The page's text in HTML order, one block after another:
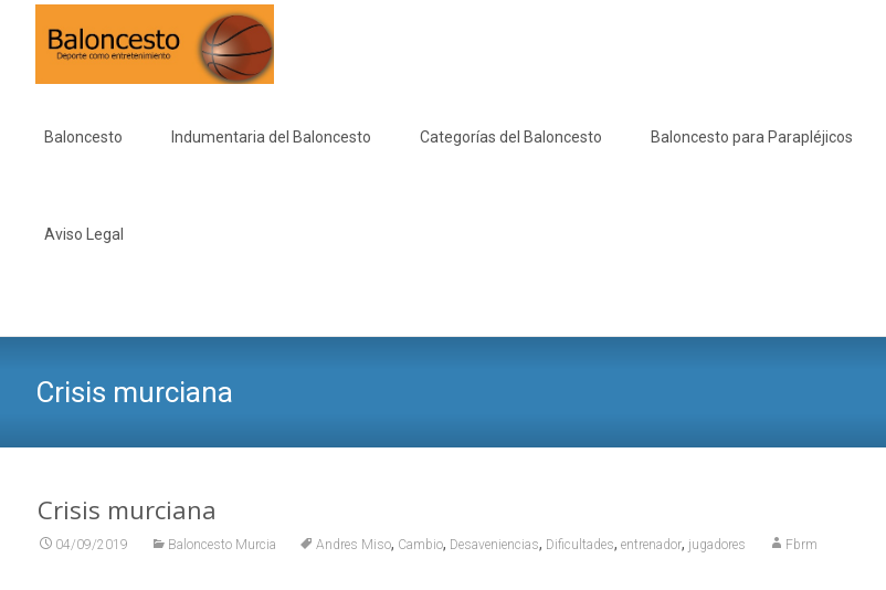
Baloncesto Indumentaria del Baloncesto Categorías del Baloncesto Baloncesto para Parapléjicos
Aviso Legal
Crisis murciana
Crisis murciana
04/09/2019 Baloncesto Murcia Andres Miso, Cambio, Desaveniencias, Dificultades, entrenador, jugadores Fbrm